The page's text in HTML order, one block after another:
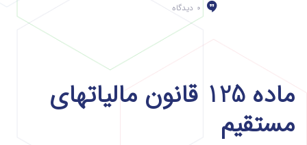
0 دیدگاه
ماده 125 قانون مالیاتهای
مستقیم